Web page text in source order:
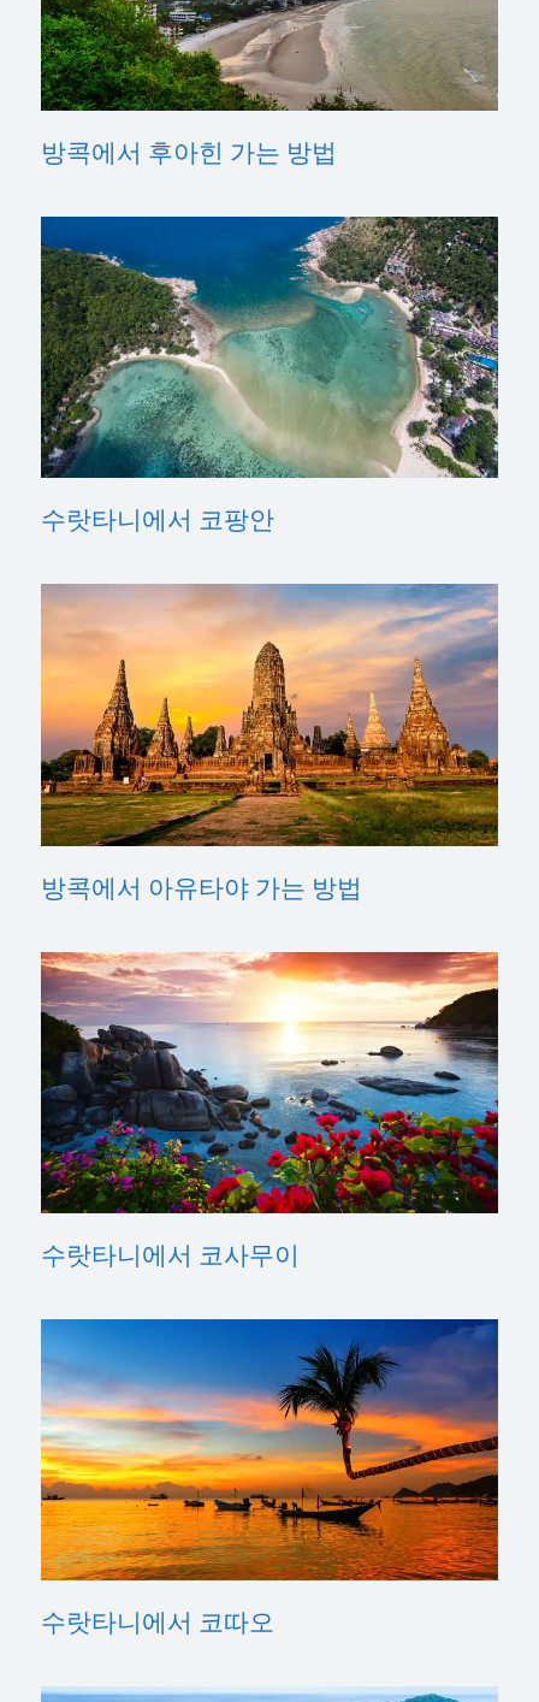
방콕에서 후아힌 가는 방법
수랏타니에서 코팡안
방콕에서 아유타야 가는 방법
수랏타니에서 코사무이
수랏타니에서 코따오